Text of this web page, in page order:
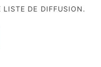
DE DIFFUSION.